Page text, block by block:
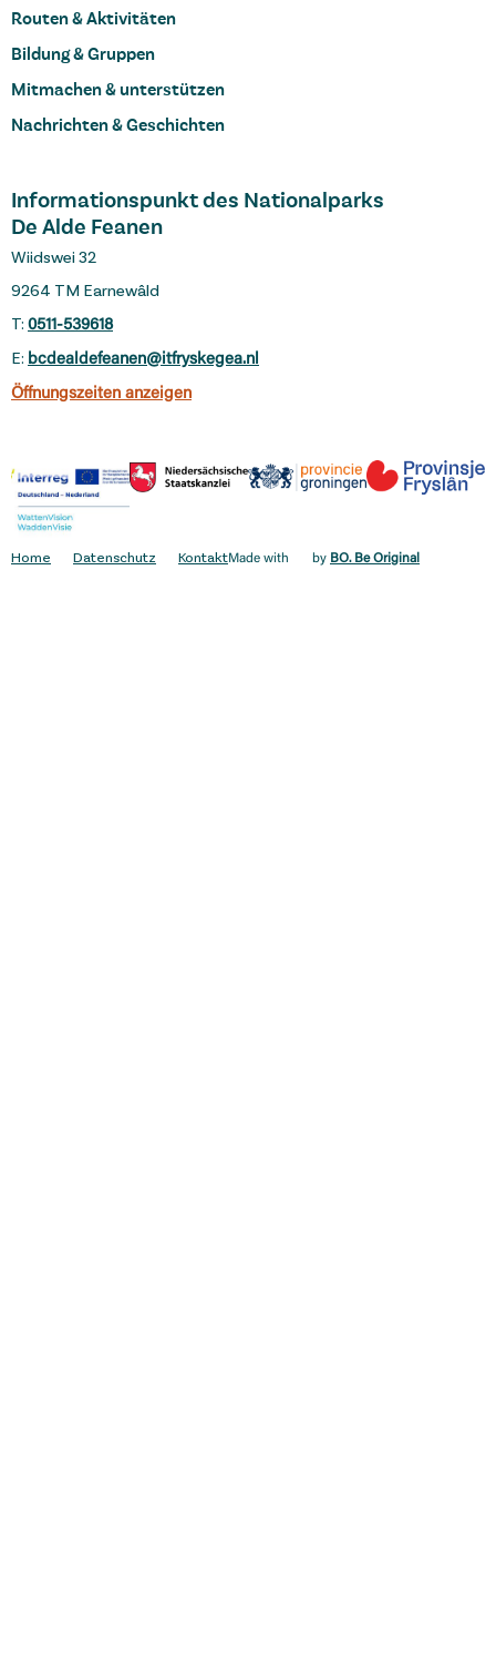
Routen & Aktivitäten
Bildung & Gruppen
Mitmachen & unterstützen
Nachrichten & Geschichten
Informationspunkt des Nationalparks
De Alde Feanen
Wiidswei 32
9264 TM Earnewâld
T: 0511-539618
E: bcdealdefeanen@itfryskegea.nl
Öffnungszeiten anzeigen
Home Datenschutz KontaktMade with by BO. Be Original